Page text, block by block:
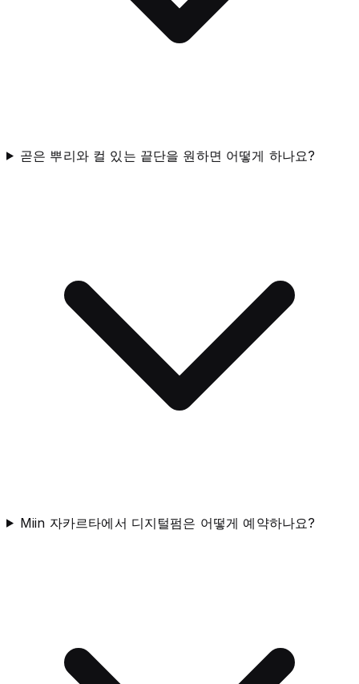
곧은 뿌리와 컬 있는 끝단을 원하면 어떻게 하나요?
Miin 자카르타에서 디지털펌은 어떻게 예약하나요?